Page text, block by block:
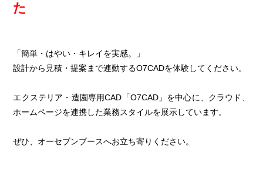
た
「簡単・はやい・キレイを実感。」
設計から見積・提案まで連動するO7CADを体験してください。
エクステリア・造園専用CAD「O7CAD」を中心に、クラウド、
ホームページを連携した業務スタイルを展示しています。
ぜひ、オーセブンブースへお立ち寄りください。